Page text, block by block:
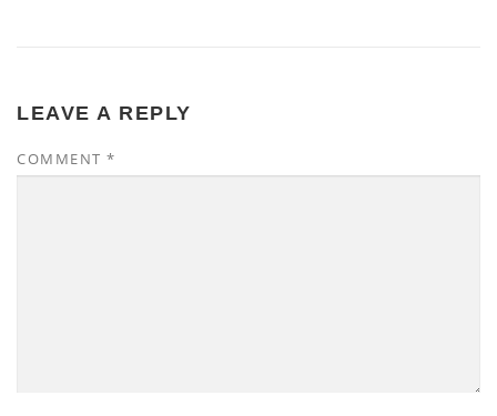
LEAVE A REPLY
COMMENT *